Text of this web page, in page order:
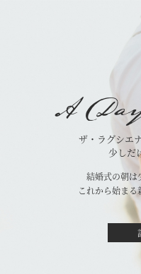
A
ザ・ラグシエ
少しだ
結婚式の朝は
これから始ま